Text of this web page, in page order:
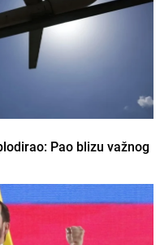
Pao blizu važnog